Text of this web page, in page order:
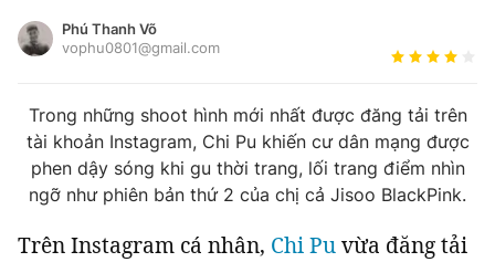
Chuyên mục khác
Tin thị trường Tin 360
Video Podcasts
Tin đã lưu
Đăng xuất
Phú Thanh Võ
vophu0801@gmail.com
Trong những shoot hình mới nhất được đăng tải trên
tài khoản Instagram, Chi Pu khiến cư dân mạng được
phen dậy sóng khi gu thời trang, lối trang điểm nhìn
ngỡ như phiên bản thứ 2 của chị cả Jisoo BlackPink.
Trên Instagram cá nhân, Chi Puvừa đăng tải